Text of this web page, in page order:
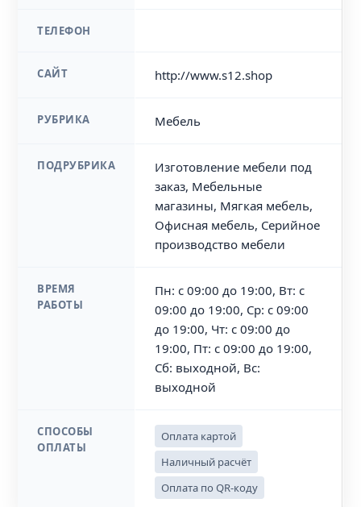
ТЕЛЕФОН
САЙТ http://www.s12.shop
РУБРИКА Мебель
ПОДРУБРИКА
Изготовление мебели под
заказ, Мебельные
магазины, Мягкая мебель,
Офисная мебель, Серийное
производство мебели
ВРЕМЯ
РАБОТЫ
Пн: с 09:00 до 19:00, Вт: с
09:00 до 19:00, Ср: с 09:00
до 19:00, Чт: с 09:00 до
19:00, Пт: с 09:00 до 19:00,
Сб: выходной, Вс:
выходной
СПОСОБЫ
ОПЛАТЫ
Оплата картой
Наличный расчёт
Оплата по QR-коду